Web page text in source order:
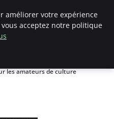
les amateurs de culture
améliorer votre expérience
acceptez notre politique